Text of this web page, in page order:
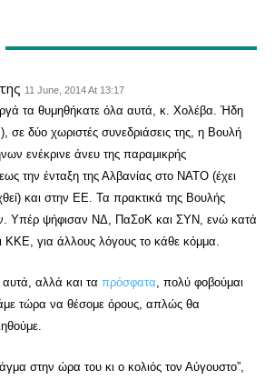
11 June, 2014 At 13:17
τα θυμηθήκατε όλα αυτά, κ. Χολέβα. Ήδη
σε δύο χωριστές συνεδριάσεις της, η Βουλή
ενέκρινε άνευ της παραμικρής
την ένταξη της Αλβανίας στο ΝΑΤΟ (έχει
και στην ΕΕ. Τα πρακτικά της Βουλής
Υπέρ ψήφισαν ΝΔ, ΠαΣοΚ και ΣΥΝ, ενώ κατά
για άλλους λόγους το κάθε κόμμα.
αλλά και τα πρόσφατα , πολύ φοβούμαι
τώρα να θέσομε όρους, απλώς θα
στην ώρα του κι ο κολιός τον Αύγουστο”,